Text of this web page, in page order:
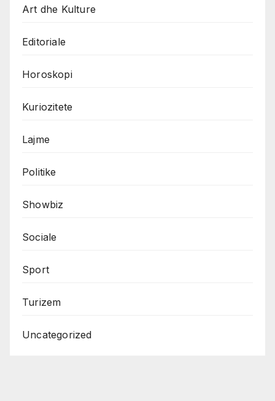
Art dhe Kulture
Editoriale
Horoskopi
Kuriozitete
Lajme
Politike
Showbiz
Sociale
Sport
Turizem
Uncategorized